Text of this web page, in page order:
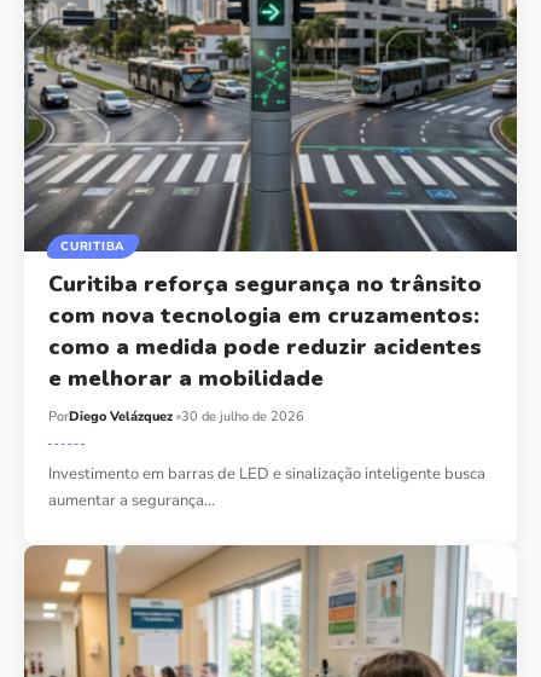
CURITIBA
Curitiba reforça segurança no trânsito
com nova tecnologia em cruzamentos:
como a medida pode reduzir acidentes
e melhorar a mobilidade
PorDiego Velázquez 30 de julho de 2026
Investimento em barras de LED e sinalização inteligente busca
aumentar a segurança…